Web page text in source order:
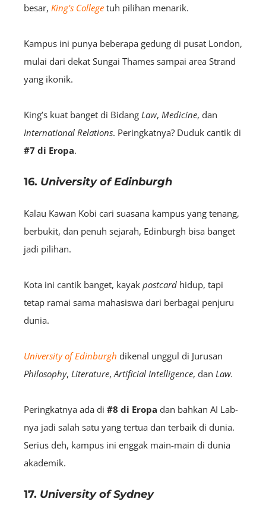
besar, King’s College tuh pilihan menarik.
Kampus ini punya beberapa gedung di pusat London,
mulai dari dekat Sungai Thames sampai area Strand
yang ikonik.
King’s kuat banget di Bidang Law, Medicine, dan
International Relations. Peringkatnya? Duduk cantik di
#7 di Eropa.
16. University of Edinburgh
Kalau Kawan Kobi cari suasana kampus yang tenang,
berbukit, dan penuh sejarah, Edinburgh bisa banget
jadi pilihan.
Kota ini cantik banget, kayak postcard hidup, tapi
tetap ramai sama mahasiswa dari berbagai penjuru
dunia.
University of Edinburgh dikenal unggul di Jurusan
Philosophy, Literature, Artificial Intelligence, dan Law.
Peringkatnya ada di #8 di Eropa dan bahkan AI Lab-
nya jadi salah satu yang tertua dan terbaik di dunia.
Serius deh, kampus ini enggak main-main di dunia
akademik.
17. University of Sydney